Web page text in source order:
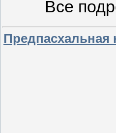
Все
Предпасхальная